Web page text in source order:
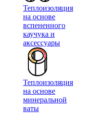
Теплоизоляция
на основе
вспененного
каучука и
аксессуары
Теплоизоляция
на основе
минеральной
ваты